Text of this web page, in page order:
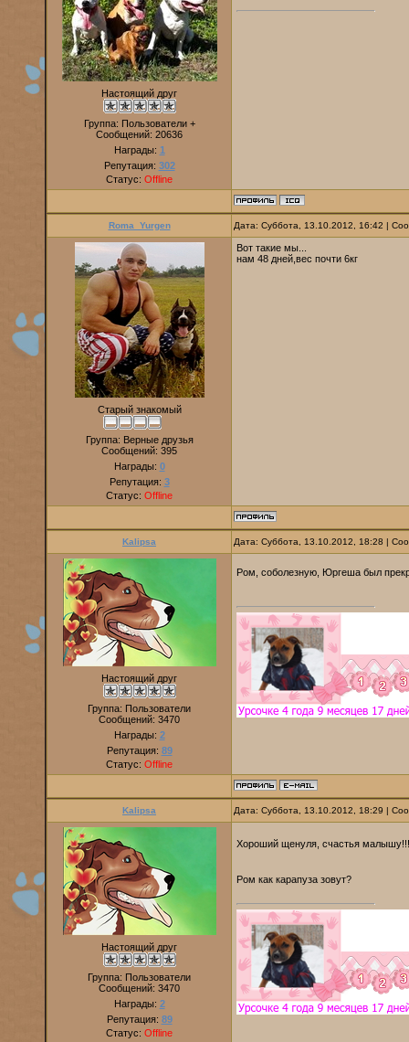
Настоящий друг
Группа: Пользователи +
Сообщений: 20636
Награды: 1
Репутация: 302
Статус: Offline
Roma_Yurgen Дата: Суббота, 13.10.2012, 16:42 |
Старый знакомый
Группа: Верные друзья
Сообщений: 395
Награды: 0
Репутация: 3
Статус: Offline
Вот такие мы...
нам 48 дней,вес почти 6кг
Kalipsa Дата: Суббота, 13.10.2012, 18:28 |
Настоящий друг
Группа: Пользователи
Сообщений: 3470
Награды: 2
Репутация: 89
Статус: Offline
Ром, соболезную, Юргеша был
Kalipsa Дата: Суббота, 13.10.2012, 18:29 |
Настоящий друг
Группа: Пользователи
Сообщений: 3470
Награды: 2
Репутация: 89
Статус: Offline
Хороший щенуля, счастья
Ром как карапуза зовут?